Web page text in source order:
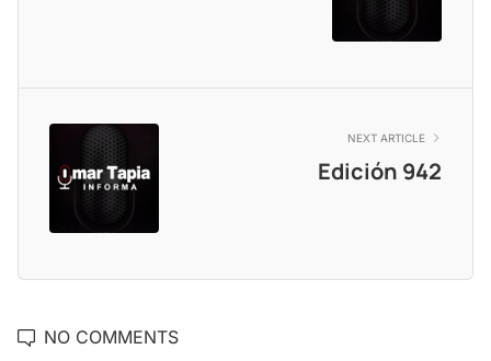
NEXT ARTICLE
Edición 942
NO COMMENTS